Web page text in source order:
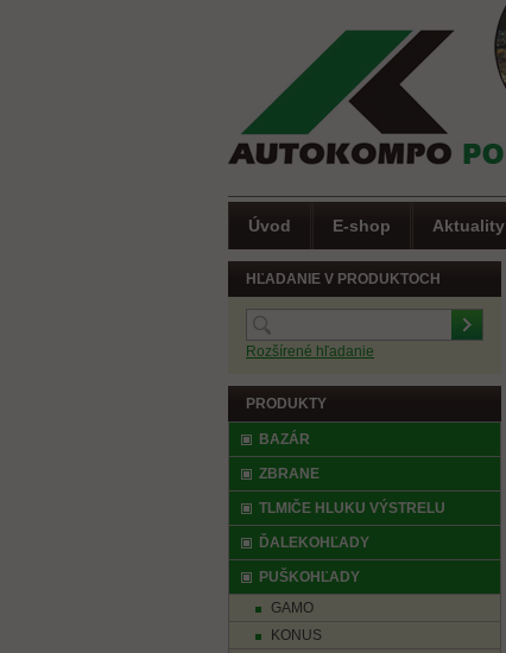
HĽADANIE V PRODUKTOCH
Rozšírené hľadanie
PRODUKTY
BAZÁR
ZBRANE
TLMIČE HLUKU VÝSTRELU
ĎALEKOHĽADY
PUŠKOHĽADY
GAMO
KONUS
Úvod E-shop Aktuality